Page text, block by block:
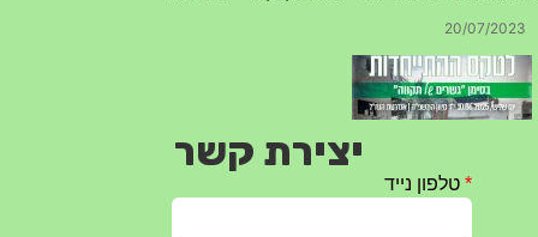
טקס ההתיחדות עם החללים לשנת 2025 – 10 יוני 2025
יצירת קשר